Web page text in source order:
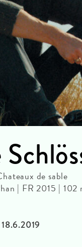
de sable
| FR 2015 | 102